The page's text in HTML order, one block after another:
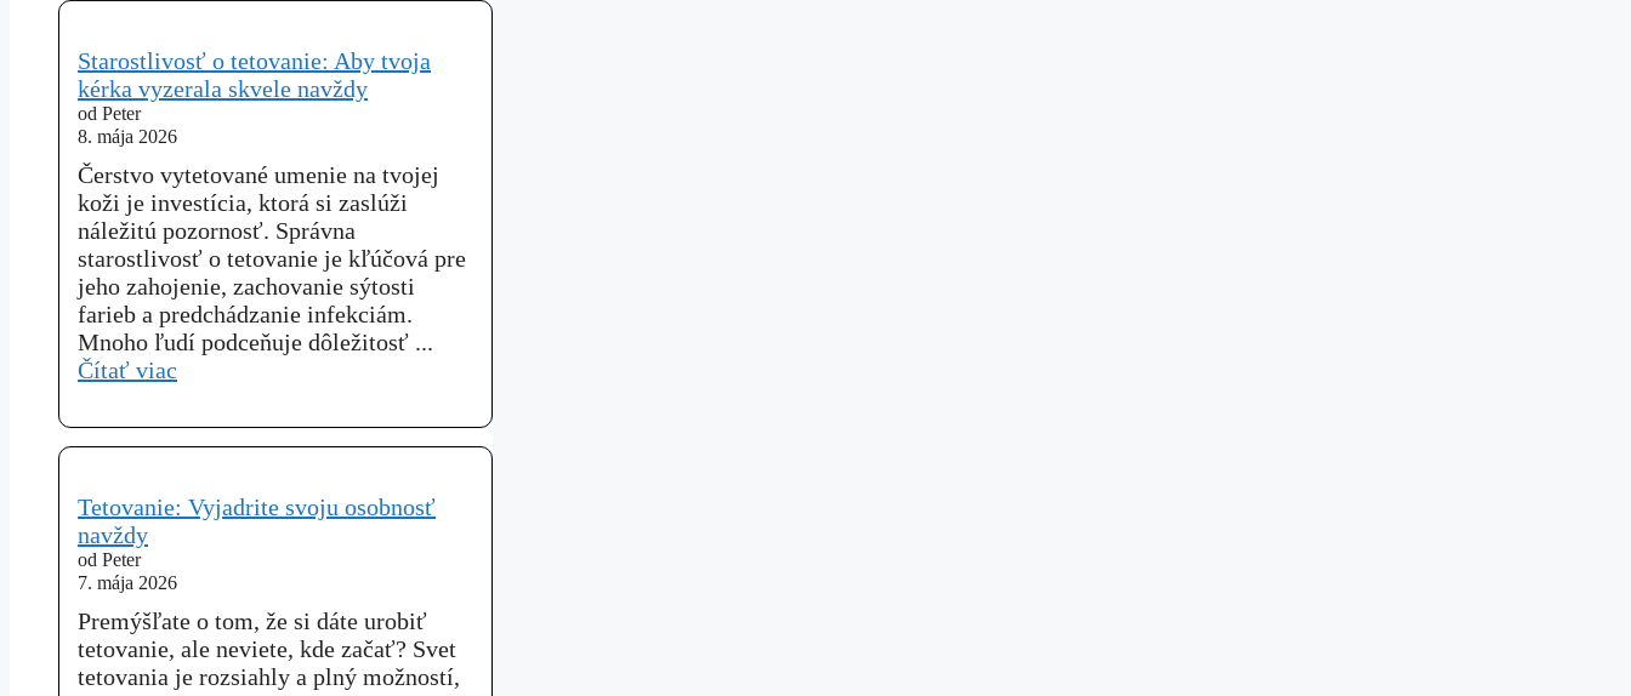
Starostlivosť o tetovanie: Aby tvoja
kérka vyzerala skvele navždy
od Peter
8. mája 2026
Čerstvo vytetované umenie na tvojej
koži je investícia, ktorá si zaslúži
náležitú pozornosť. Správna
starostlivosť o tetovanie je kľúčová pre
jeho zahojenie, zachovanie sýtosti
farieb a predchádzanie infekciám.
Mnoho ľudí podceňuje dôležitosť ...
Čítať viac
Tetovanie: Vyjadrite svoju osobnosť
navždy
od Peter
7. mája 2026
Premýšľate o tom, že si dáte urobiť
tetovanie, ale neviete, kde začať? Svet
tetovania je rozsiahly a plný možností,